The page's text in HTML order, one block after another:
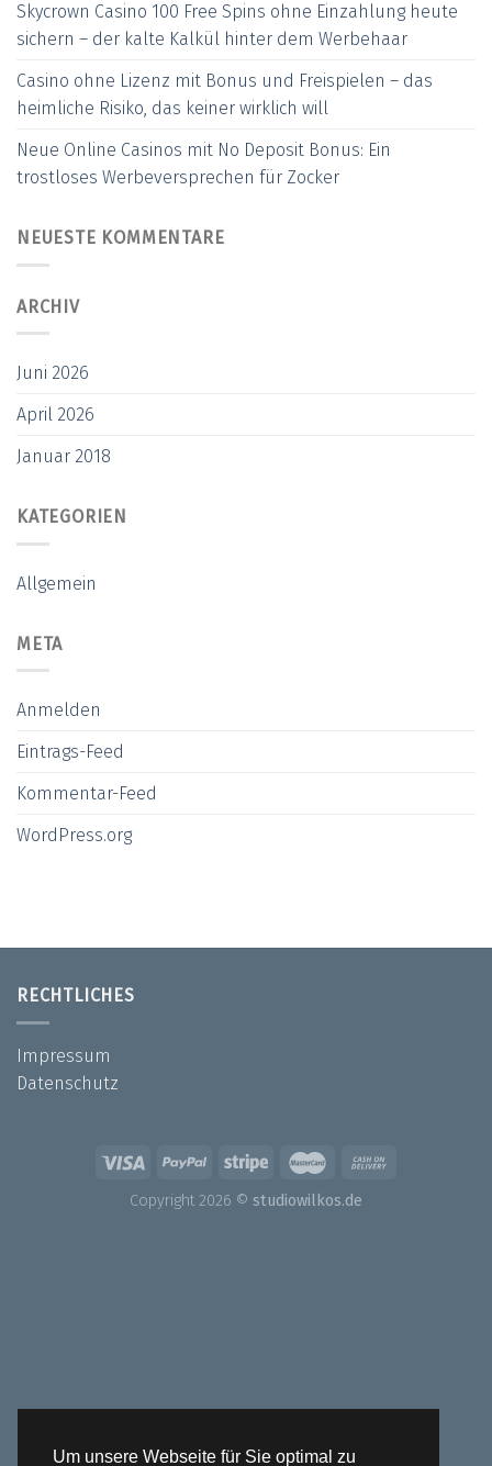
Um unsere Webseite für Sie optimal zu
Skycrown Casino 100 Free Spins ohne Einzahlung heute
sichern – der kalte Kalkül hinter dem Werbehaar
Casino ohne Lizenz mit Bonus und Freispielen – das
heimliche Risiko, das keiner wirklich will
Neue Online Casinos mit No Deposit Bonus: Ein
trostloses Werbeversprechen für Zocker
NEUESTE KOMMENTARE
ARCHIV
Juni 2026
April 2026
Januar 2018
KATEGORIEN
Allgemein
META
Anmelden
Eintrags-Feed
Kommentar-Feed
WordPress.org
RECHTLICHES
Impressum
Datenschutz
Copyright 2026 © studiowilkos.de